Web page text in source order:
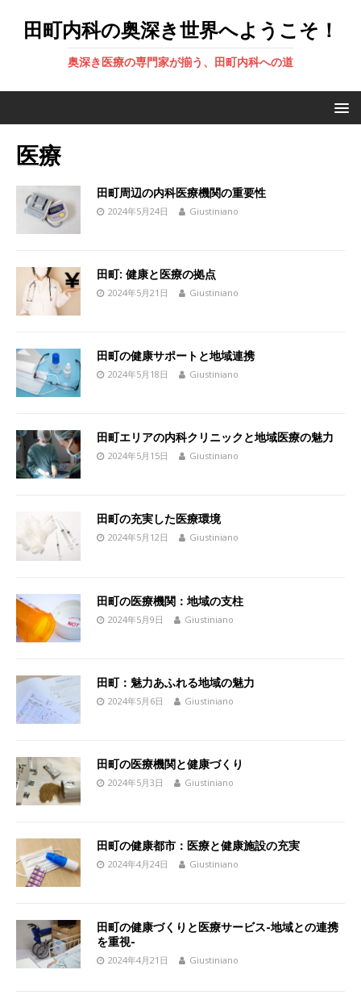
田町内科の奥深き世界へようこそ！
奥深き医療の専門家が揃う、田町内科への道
医療
田町周辺の内科医療機関の重要性
2024年5月24日 Giustiniano
田町: 健康と医療の拠点
2024年5月21日 Giustiniano
田町の健康サポートと地域連携
2024年5月18日 Giustiniano
田町エリアの内科クリニックと地域医療の魅力
2024年5月15日 Giustiniano
田町の充実した医療環境
2024年5月12日 Giustiniano
田町の医療機関：地域の支柱
2024年5月9日 Giustiniano
田町：魅力あふれる地域の魅力
2024年5月6日 Giustiniano
田町の医療機関と健康づくり
2024年5月3日 Giustiniano
田町の健康都市：医療と健康施設の充実
2024年4月24日 Giustiniano
田町の健康づくりと医療サービス-地域との連携
を重視-
2024年4月21日 Giustiniano